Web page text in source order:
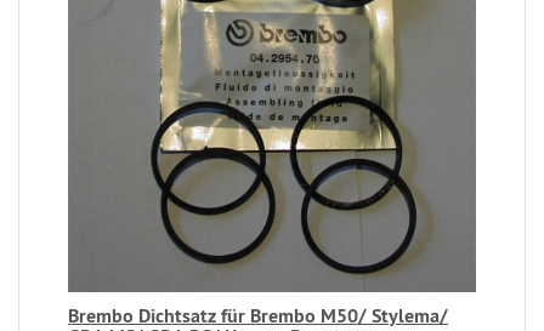
Brembo Dichtsatz für Brembo M50/ Stylema/